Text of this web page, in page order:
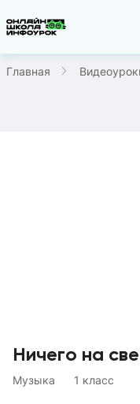
Главная
Ничего на
Музыка 1 класс